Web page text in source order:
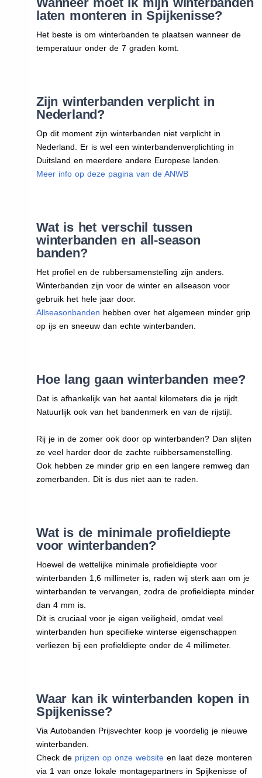
laten monteren in Spijkenisse?
Het beste is om winterbanden te plaatsen wanneer de
temperatuur onder de 7 graden komt.
Zijn winterbanden verplicht in
Nederland?
Op dit moment zijn winterbanden niet verplicht in
Nederland. Er is wel een winterbandenverplichting in
Duitsland en meerdere andere Europese landen.
Meer info op deze pagina van de ANWB
Wat is het verschil tussen
winterbanden en all-season
banden?
Het profiel en de rubbersamenstelling zijn anders.
Winterbanden zijn voor de winter en allseason voor
gebruik het hele jaar door.
Allseasonbanden hebben over het algemeen minder grip
op ijs en sneeuw dan echte winterbanden.
Hoe lang gaan winterbanden mee?
Dat is afhankelijk van het aantal kilometers die je rijdt.
Natuurlijk ook van het bandenmerk en van de rijstijl.
Rij je in de zomer ook door op winterbanden? Dan slijten
ze veel harder door de zachte ruibbersamenstelling.
Ook hebben ze minder grip en een langere remweg dan
zomerbanden. Dit is dus niet aan te raden.
Wat is de minimale profieldiepte
voor winterbanden?
Hoewel de wettelijke minimale profieldiepte voor
winterbanden 1,6 millimeter is, raden wij sterk aan om je
winterbanden te vervangen, zodra de profieldiepte minder
dan 4 mm is.
Dit is cruciaal voor je eigen veiligheid, omdat veel
winterbanden hun specifieke winterse eigenschappen
verliezen bij een profieldiepte onder de 4 millimeter.
Waar kan ik winterbanden kopen in
Spijkenisse?
Via Autobanden Prijsvechter koop je voordelig je nieuwe
winterbanden.
Check de prijzen op onze websiteen laat deze monteren
via 1 van onze lokale montagepartners in Spijkenisse of